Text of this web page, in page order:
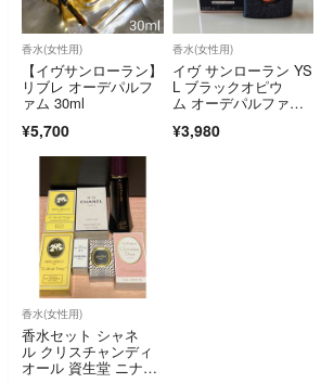
香水(女性用)
【イヴサンローラン】
リブレ オーデパルフ
ァム 30ml
¥5,700
香水(女性用)
イヴ サンローラン YS
L ブラックオピウ
ム オーデパルファ
内正規品
¥3,980
香水(女性用)
香水セット シャネ
ル クリスチャンディ
オール 資生堂 ニナリ